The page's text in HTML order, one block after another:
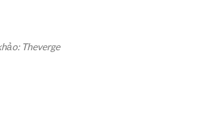
Theverge